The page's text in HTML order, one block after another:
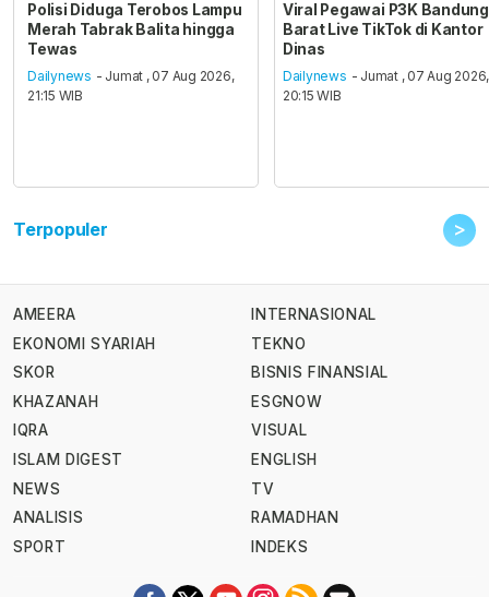
Polisi Diduga Terobos Lampu
Merah Tabrak Balita hingga
Tewas
Dailynews - Jumat , 07 Aug 2026,
21:15 WIB
Viral Pegawai P3K Bandung
Barat Live TikTok di Kantor
Dinas
Dailynews - Jumat , 07 Aug 2026,
20:15 WIB
Terpopuler >
AMEERA
EKONOMI SYARIAH
SKOR
KHAZANAH
IQRA
ISLAM DIGEST
NEWS
ANALISIS
SPORT
INTERNASIONAL
TEKNO
BISNIS FINANSIAL
ESGNOW
VISUAL
ENGLISH
TV
RAMADHAN
INDEKS